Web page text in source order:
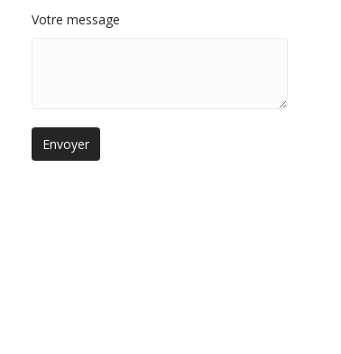
Votre message